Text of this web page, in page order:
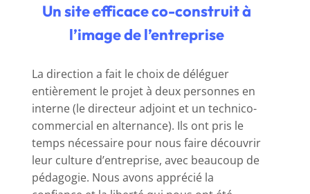
issus du web pour le moment, et nous essayons
d’en prendre de plus en plus.».
Un site efficace co-construit à
l’image de l’entreprise
La direction a fait le choix de déléguer
entièrement le projet à deux personnes en
interne (le directeur adjoint et un technico-
commercial en alternance). Ils ont pris le
temps nécessaire pour nous faire découvrir
leur culture d’entreprise, avec beaucoup de
pédagogie. Nous avons apprécié la